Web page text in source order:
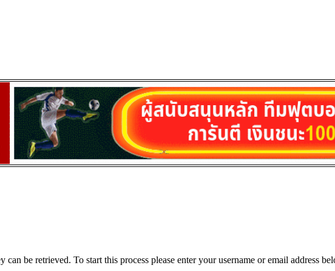
be retrieved. To start this process please enter your username or email address